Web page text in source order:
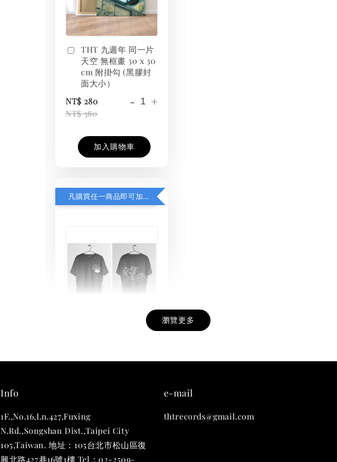
THT 九週年 同一片
天空 無框畫 30 x 30
cm 附掛勾 (黑膠封
面大小）
NT$ 280
NT$ 380
- +
加入購物車
凡購買任一商品即可加購 THT 九週年紀念 T-shirt
THT 九週年紀念 T-
瀏覽更多
Info
1F.,No.16,Ln.427,Fuxing
N.Rd.,Songshan Dist.,Taipei City
105,Taiwan. 地址：105台北市松山區復
興北路427巷16號1樓 Tel：02-2509-
e-mail
thtrecords@gmail.com